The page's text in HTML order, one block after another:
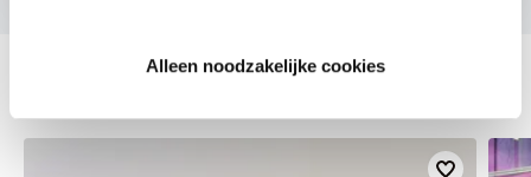
Alleen noodzakelijke cookies